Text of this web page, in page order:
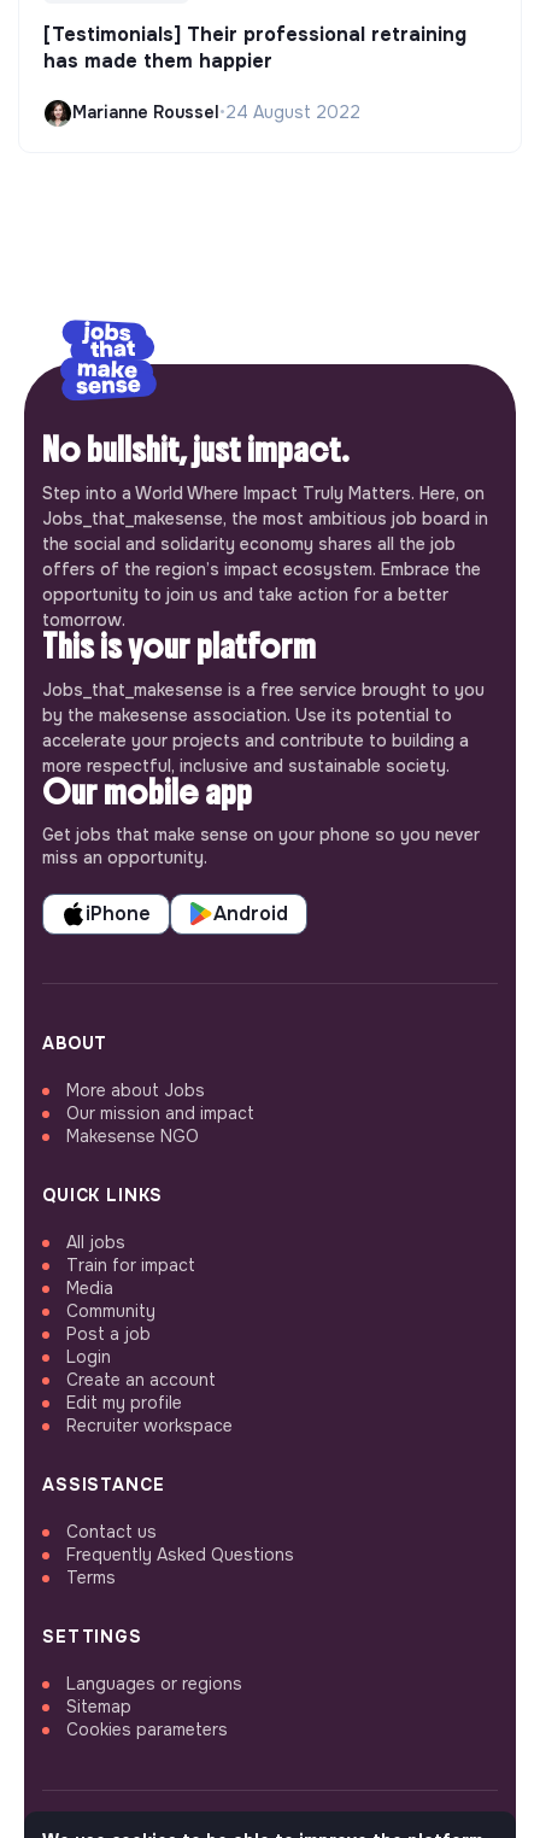
[Testimonials] Their professional retraining
has made them happier
Marianne Roussel•24 August 2022
No bullshit, just impact.
Step into a World Where Impact Truly Matters. Here, on
Jobs_that_makesense, the most ambitious job board in
the social and solidarity economy shares all the job
offers of the region’s impact ecosystem. Embrace the
opportunity to join us and take action for a better
tomorrow.
This is your platform
Jobs_that_makesense is a free service brought to you
by the makesense association. Use its potential to
accelerate your projects and contribute to building a
more respectful, inclusive and sustainable society.
Our mobile app
Get jobs that make sense on your phone so you never
miss an opportunity.
iPhone Android
ABOUT
More about Jobs
Our mission and impact
Makesense NGO
QUICK LINKS
All jobs
Train for impact
Media
Community
Post a job
Login
Create an account
Edit my profile
Recruiter workspace
ASSISTANCE
Contact us
Frequently Asked Questions
Terms
SETTINGS
Languages or regions
Sitemap
Cookies parameters